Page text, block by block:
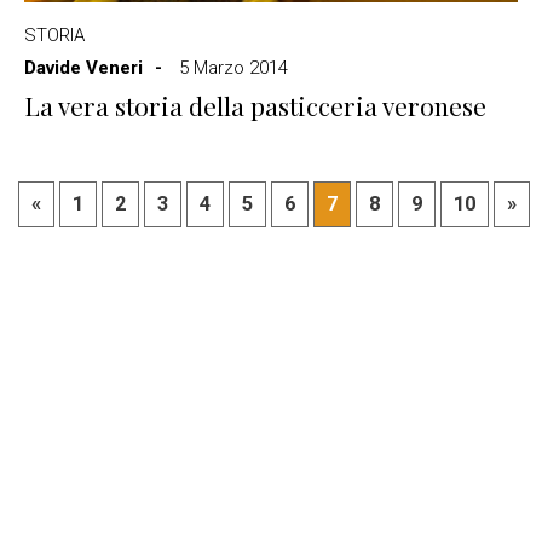
STORIA
Davide Veneri
5 Marzo 2014
La vera storia della pasticceria veronese
« 1 2 3 4 5 6 7 8 9 10 »